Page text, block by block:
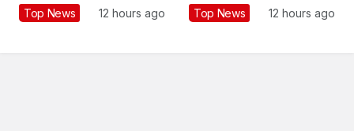
berlandaskan fakta
Top News 12 hours ago
ekosistem startup RI
Top News 12 hours ago